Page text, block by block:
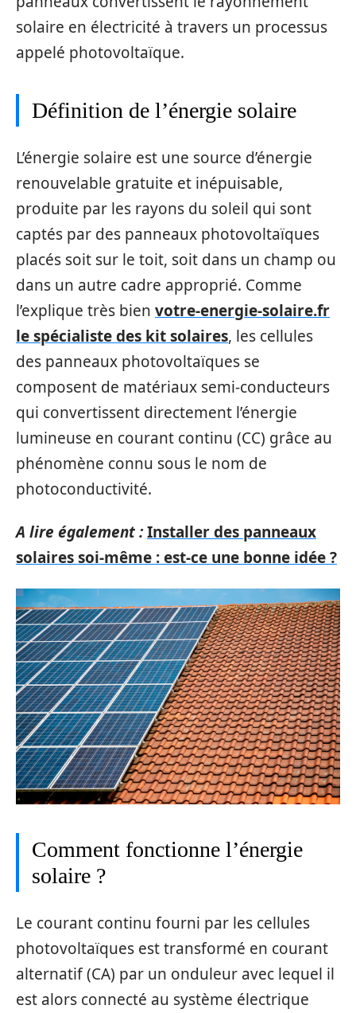
solaire en électricité à travers un processus
appelé photovoltaïque.
Définition de l’énergie solaire
L’énergie solaire est une source d’énergie
renouvelable gratuite et inépuisable,
produite par les rayons du soleil qui sont
captés par des panneaux photovoltaïques
placés soit sur le toit, soit dans un champ ou
dans un autre cadre approprié. Comme
l’explique très bien votre-energie-solaire.fr
le spécialiste des kit solaires, les cellules
des panneaux photovoltaïques se
composent de matériaux semi-conducteurs
qui convertissent directement l’énergie
lumineuse en courant continu (CC) grâce au
phénomène connu sous le nom de
photoconductivité.
A lire également :Installer des panneaux
solaires soi-même : est-ce une bonne idée ?
Comment fonctionne l’énergie
solaire ?
Le courant continu fourni par les cellules
photovoltaïques est transformé en courant
alternatif (CA) par un onduleur avec lequel il
est alors connecté au système électrique